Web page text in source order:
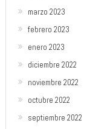
marzo 2023
febrero 2023
enero 2023
diciembre 2022
noviembre 2022
octubre 2022
septiembre 2022